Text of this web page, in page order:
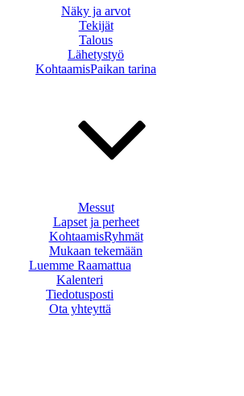
Näky ja arvot
Tekijät
Talous
Lähetystyö
KohtaamisPaikan tarina
Messut
Lapset ja perheet
KohtaamisRyhmät
Mukaan tekemään
Luemme Raamattua
Kalenteri
Tiedotusposti
Ota yhteyttä